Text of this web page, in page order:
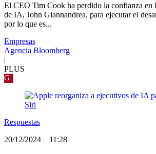
El CEO Tim Cook ha perdido la confianza en
de IA, John Giannandrea, para ejecutar el
por lo que es...
Empresas
Agencia Bloomberg
|
PLUS
G
Respuestas
20/12/2024
11:28